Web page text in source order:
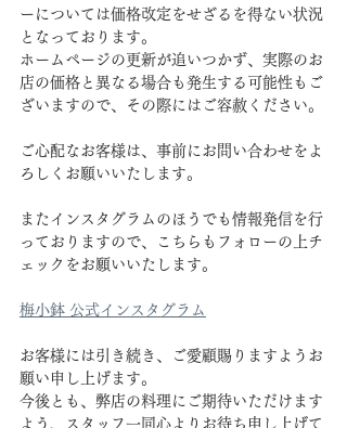
ーについては価格改定をせざるを得ない状況
となっております。
ホームページの更新が追いつかず、実際のお
店の価格と異なる場合も発生する可能性もご
ざいますので、その際にはご容赦ください。
ご心配なお客様は、事前にお問い合わせをよ
ろしくお願いいたします。
またインスタグラムのほうでも情報発信を行
っておりますので、こちらもフォローの上チ
ェックをお願いいたします。
梅小鉢 公式インスタグラム
お客様には引き続き、ご愛顧賜りますようお
願い申し上げます。
今後とも、弊店の料理にご期待いただけます
よう、スタッフ一同心よりお待ち申し上げて